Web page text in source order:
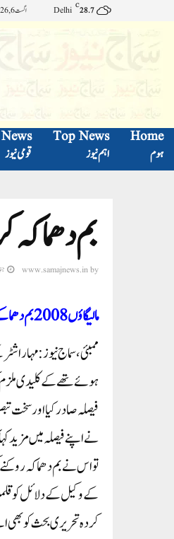
28.7
C
Delhi اگست 6, 2026
Home
ہوم
Top News
اہم نیوز
قومی نیوز
بم دھماکہ
by
www.samajnews.in
مالیگاؤں 2008بم دھماکے کے کلیدی ملزم کرنل پروہت کوبامبے ہائی کورٹ سے زبردست جھٹکا، مقدمہ کا سامنا کرنا ہی پڑے گا: گلزار اعظمی
ہوئے تھے کے کلیدی
فیصلہ صادر کیا اور
نے اپنے فیصلہ میں مزید
کے وکیل کے دلائل کو
کردہ تحریری بحث کو بھی